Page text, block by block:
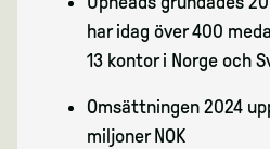
har idag över 400
13 kontor i Norge och
Omsättningen 2024
miljoner NOK